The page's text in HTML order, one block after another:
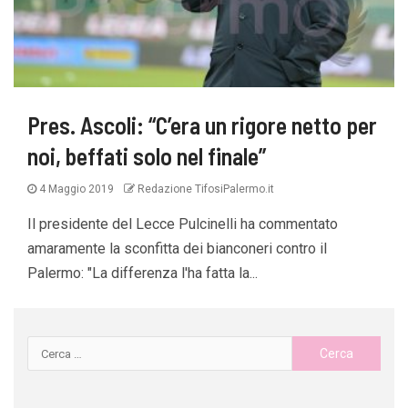
Pres. Ascoli: “C’era un rigore netto per
noi, beffati solo nel finale”
4 Maggio 2019 Redazione TifosiPalermo.it
Il presidente del Lecce Pulcinelli ha commentato
amaramente la sconfitta dei bianconeri contro il
Palermo: "La differenza l'ha fatta la...